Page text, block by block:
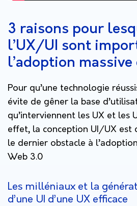
3 raisons pour
l’UX/UI sont
l’adoption
Pour qu’une technologie
évite de gêner la base
qu’interviennent les UX et les
effet, la conception UI/UX est
le dernier obstacle à
Web 3.0
Les milléniaux et la
d’une UI d’une UX efficace